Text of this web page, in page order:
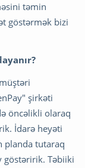
təmin
göstərmək bizi
şirkəti
öncəlikli olaraq
İdarə heyəti
planda tutaraq
göstəririk. Təbiiki